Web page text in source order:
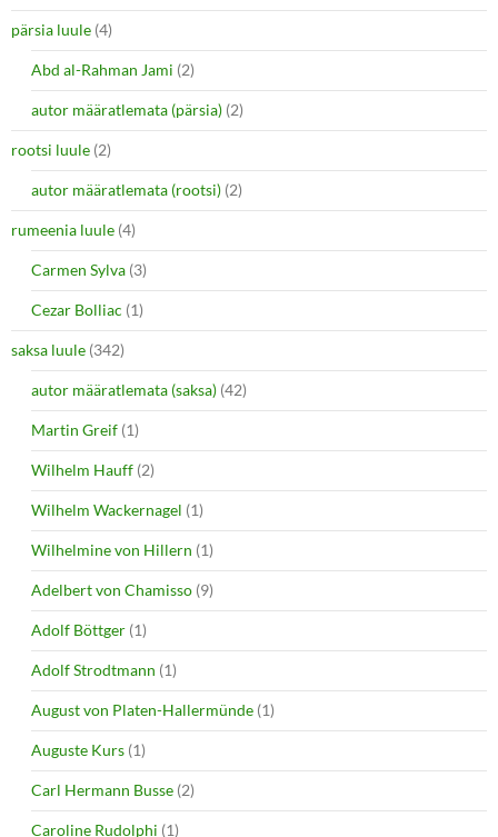
pärsia luule (4)
Abd al-Rahman Jami (2)
autor määratlemata (pärsia) (2)
rootsi luule (2)
autor määratlemata (rootsi) (2)
rumeenia luule (4)
Carmen Sylva (3)
Cezar Bolliac (1)
saksa luule (342)
autor määratlemata (saksa) (42)
Martin Greif (1)
Wilhelm Hauff (2)
Wilhelm Wackernagel (1)
Wilhelmine von Hillern (1)
Adelbert von Chamisso (9)
Adolf Böttger (1)
Adolf Strodtmann (1)
August von Platen-Hallermünde (1)
Auguste Kurs (1)
Carl Hermann Busse (2)
Caroline Rudolphi (1)